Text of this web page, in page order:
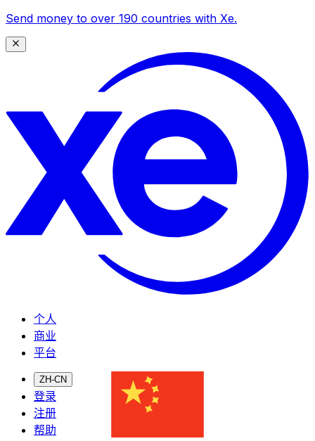
Send money to over 190 countries with Xe.
个人
商业
平台
ZH-CN
登录
注册
帮助